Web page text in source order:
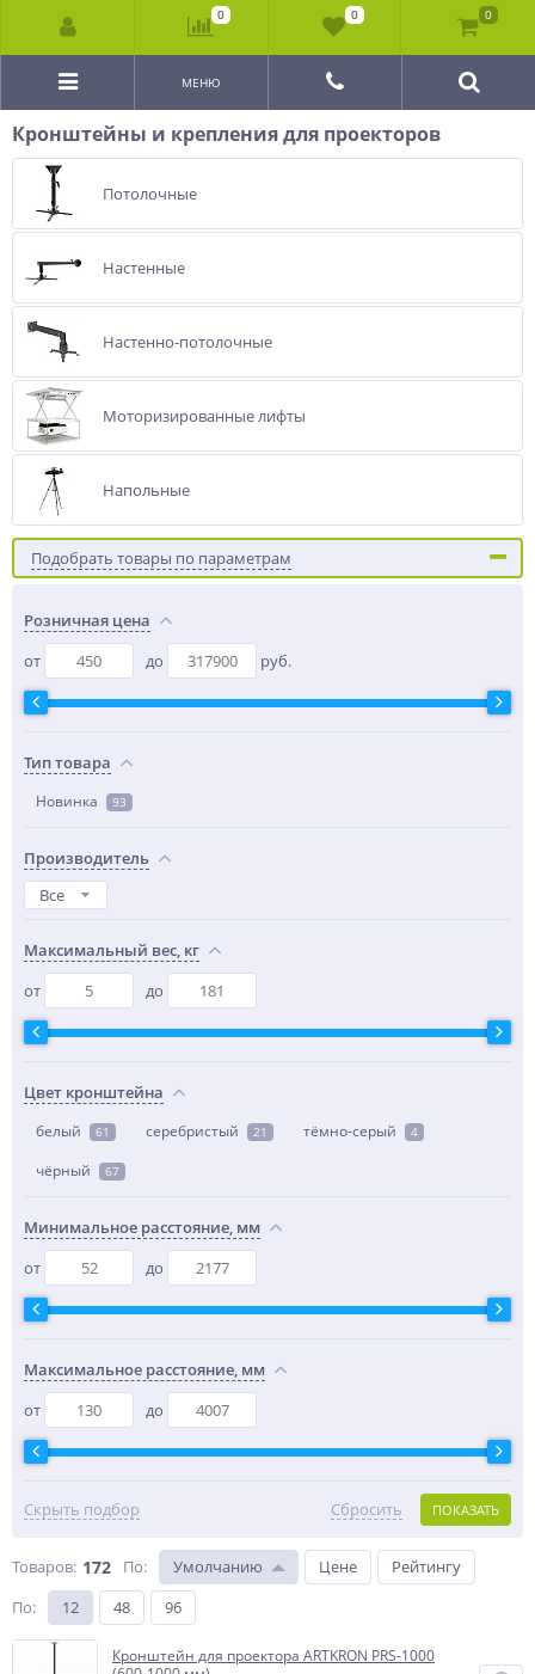
МЕНЮ
Кронштейны и крепления для проекторов
Потолочные
Настенные
Настенно-потолочные
Моторизированные лифты
Напольные
Подобрать товары по параметрам
Розничная цена
от
до руб.
Тип товара
Новинка 93
Производитель
Все
Максимальный вес, кг
от
до
Цвет кронштейна
белый 61 серебристый 21 тёмно-серый 4
чёрный 67
Минимальное расстояние, мм
от
до
Максимальное расстояние, мм
от
до
Скрыть подбор ПОКАЗАТЬ
Сбросить
Товаров: 172 По: Умолчанию Цене
Рейтингу
По: 12 48 96
Кронштейн для проектора ARTKRON PRS-1000
0 0 0